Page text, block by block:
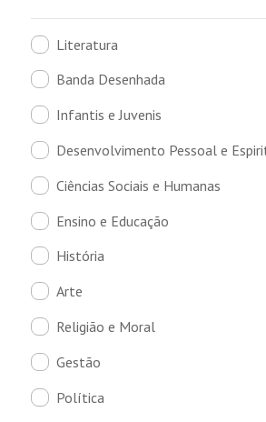
Literatura
Banda Desenhada
Infantis e Juvenis
Desenvolvimento Pessoal e
Ciências Sociais e Humanas
Ensino e Educação
História
Arte
Religião e Moral
Gestão
Política